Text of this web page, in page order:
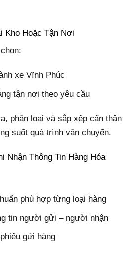
Kho Hoặc Tận Nơi
xe Vĩnh Phúc
tận nơi theo yêu cầu
phân loại và sắp xếp cẩn thận
suốt quá trình vận chuyển.
Nhận Thông Tin Hàng Hóa
phù hợp từng loại hàng
tin người gửi – người nhận
gửi hàng